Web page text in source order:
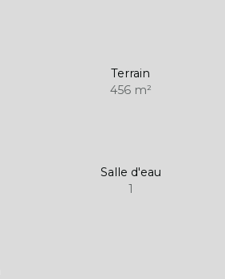
Terrain
456 m²
Salle d'eau
1